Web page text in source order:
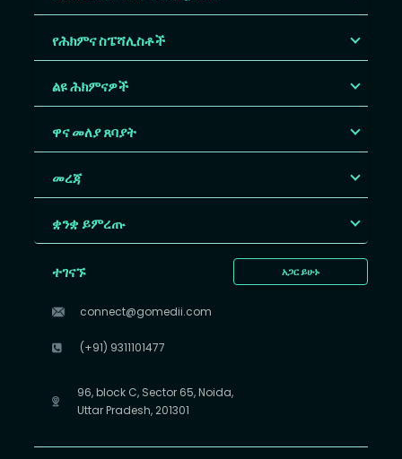
የሕክምና ስፔሻሊስቶች
ልዩ ሕክምናዎች
ዋና መለያ ጸባያት
መረጃ
ቋንቋ ይምረጡ
አጋር ይሁኑ
ተገናኙ
connect@gomedii.com
(+91) 9311101477
96, block C, Sector 65, Noida,
Uttar Pradesh, 201301